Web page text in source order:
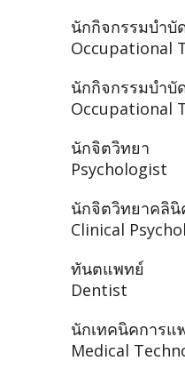
นักกิจกรรมบำบั
Occupational
นักกิจกรรมบำบั
Occupational
นักจิตวิทยา
Psychologist
นักจิตวิทยาคลินิ
Clinical
ทันตแพทย์
Dentist
นักเทคนิคการแ
Medical